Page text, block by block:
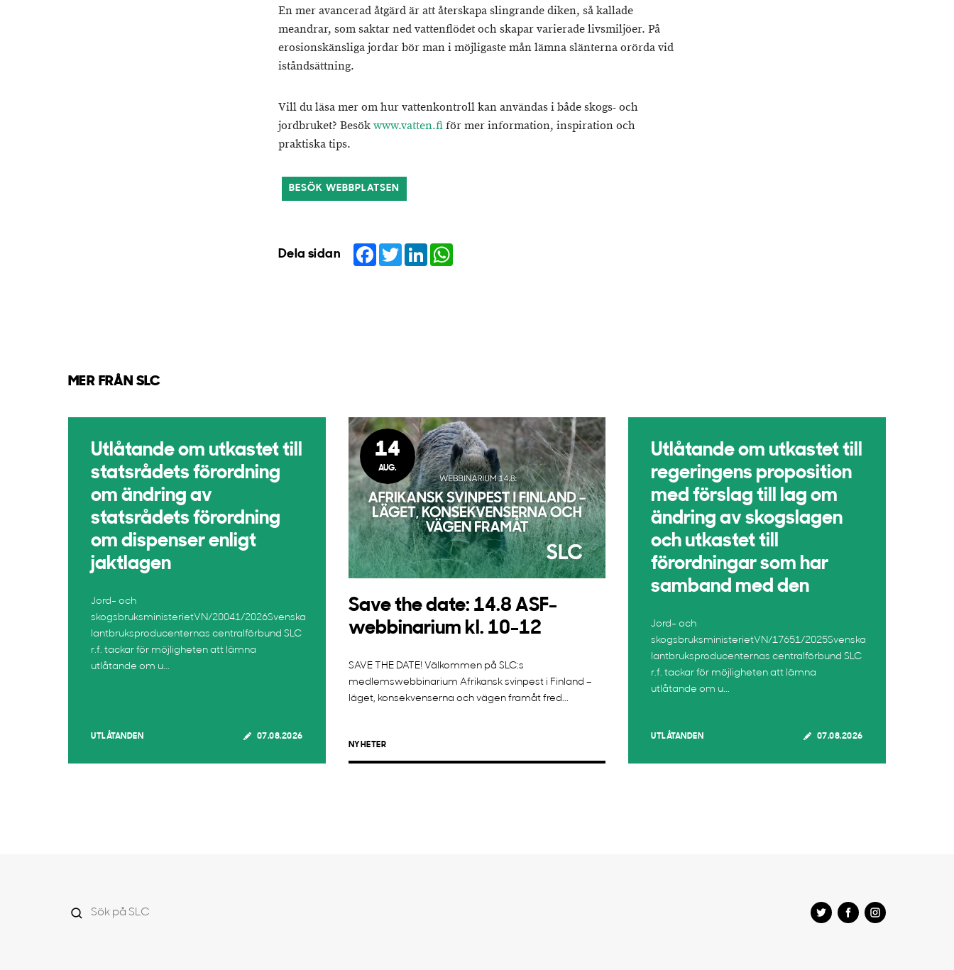
En mer avancerad åtgärd är att återskapa slingrande diken, så kallade
meandrar, som saktar ned vattenflödet och skapar varierade livsmiljöer. På
erosionskänsliga jordar bör man i möjligaste mån lämna slänterna orörda vid
iståndsättning.
Vill du läsa mer om hur vattenkontroll kan användas i både skogs- och
jordbruket? Besökwww.vatten.fiför mer information, inspiration och
praktiska tips.
BESÖK WEBBPLATSEN
Dela sidan Facebook
TwitterLinkedIn
MER FRÅN SLC
Utlåtande om utkastet till
statsrådets förordning
om ändring av
statsrådets förordning
om dispenser enligt
jaktlagen
Jord- och
skogsbruksministerietVN/20041/2026Svenska
lantbruksproducenternas centralförbund SLC
r.f. tackar för möjligheten att lämna
utlåtande om u...
UTLÅTANDEN 07.08.2026
14
AUG.
Save the date: 14.8 ASF-
webbinarium kl. 10-12
SAVE THE DATE! Välkommen på SLC:s
medlemswebbinarium Afrikansk svinpest i Finland –
läget, konsekvenserna och vägen framåt fred...
NYHETER
Utlåtande om utkastet till
regeringens proposition
med förslag till lag om
ändring av skogslagen
och utkastet till
förordningar som har
samband med den
Jord- och
skogsbruksministerietVN/17651/2025Svenska
lantbruksproducenternas centralförbund SLC
r.f. tackar för möjligheten att lämna
utlåtande om u...
UTLÅTANDEN 07.08.2026